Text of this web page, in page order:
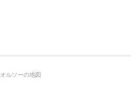
オルソーの地図